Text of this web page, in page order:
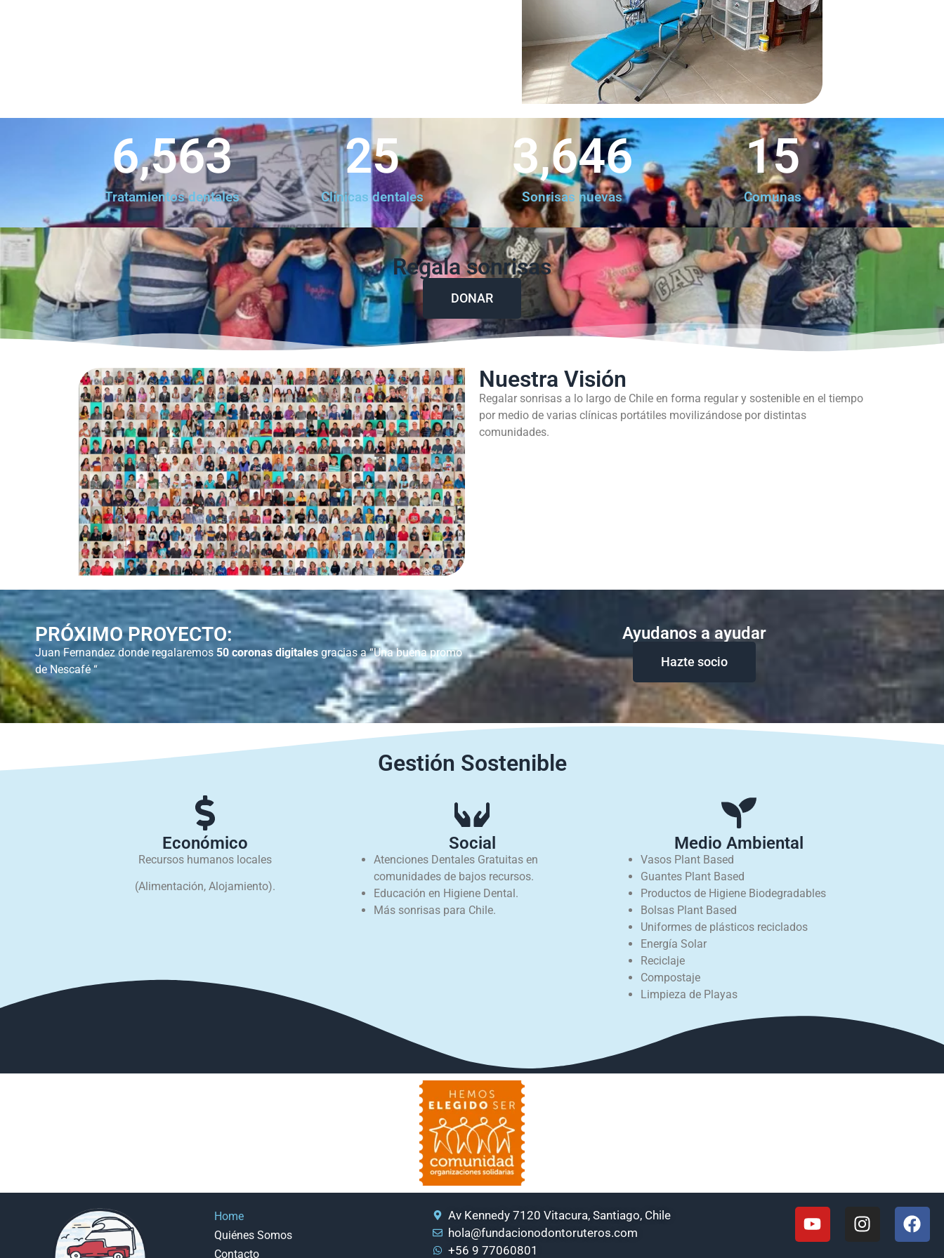
Tratamientos dentales
6,563
Clínicas dentales
25
Sonrisas nuevas
3,646
Comunas
15
Regala sonrisas
DONAR
Nuestra Visión
Regalar sonrisas a lo largo de Chile en forma regular y sostenible en el tiempo
por medio de varias clínicas portátiles movilizándose por distintas
comunidades.
PRÓXIMO PROYECTO:
Juan Fernandez donde regalaremos 50 coronas digitales gracias a “Una buena promo
de Nescafé “
Ayudanos a ayudar
Hazte socio
Gestión Sostenible
Económico
Recursos humanos locales
(Alimentación, Alojamiento).
Social
Atenciones Dentales Gratuitas en
comunidades de bajos recursos.
Educación en Higiene Dental.
Más sonrisas para Chile.
Medio Ambiental
Vasos Plant Based
Guantes Plant Based
Productos de Higiene Biodegradables
Bolsas Plant Based
Uniformes de plásticos reciclados
Energía Solar
Reciclaje
Compostaje
Limpieza de Playas
Home
Quiénes Somos
Contacto
Av Kennedy 7120 Vitacura, Santiago, Chile
hola@fundacionodontoruteros.com
+56 9 77060801